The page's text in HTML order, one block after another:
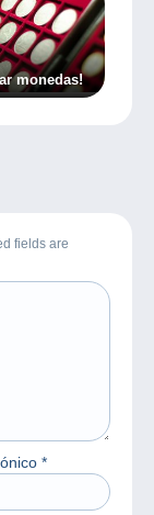
monedas!
fields are
*